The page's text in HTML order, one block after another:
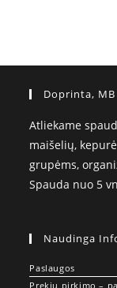
Doprinta, MB
Atliekame
maišelių,
grupėms,
Spauda nuo 5
Naudinga
Paslaugos
Prekių pirkimo –